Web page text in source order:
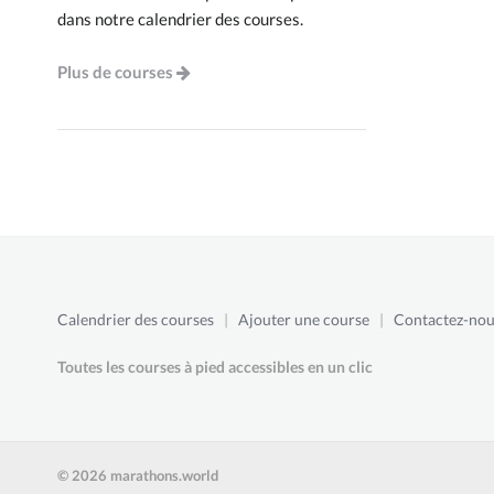
dans notre calendrier des courses.
Plus de courses
Calendrier des courses | Ajouter une course | Contactez-
Toutes les courses à pied accessibles en un clic
© 2026 marathons.world